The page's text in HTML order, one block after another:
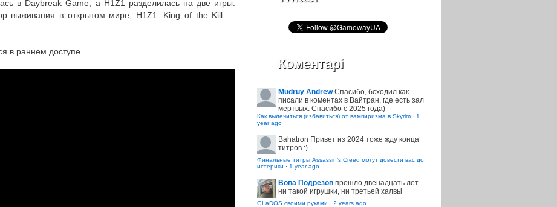
в Daybreak Game, а H1Z1 разделилась на две игры:
выживания в открытом мире, H1Z1: King of the Kill —
в раннем доступе.
Коментарі
Mudruy Andrew Спасибо, бсходил как
писали в коментах в Вайтран, где есть зал
мертвых. Спасибо с 2025 года)
Как вылечиться (избавиться) от вампиризма в Skyrim · 1
year ago
Bahatron Привет из 2024 тоже жду конца
титров :)
Финальные титры Assassin’s Creed могут довести вас до
истерики · 1 year ago
Вова Подрезов прошло двенадцать лет.
ни такой игрушки, ни третьей халвьі
GLaDOS своими руками · 2 years ago